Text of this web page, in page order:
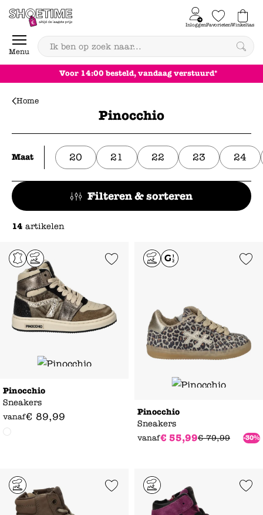
Skip to content
Menu
InloggenFavorietenWinkeltas
0
Voor 14:00 besteld, vandaag verstuurd*
Home
Pinocchio
Maat 20 21 22 23 24
Filteren & sorteren
14 artikelen
Add to Wishlist
Pinocchio
Sneakers
vanaf€ 89,99
Add to
Pinocchio
Sneakers
vanaf€ 55,99€ 79,99 -30%
Add to Wishlist Add to